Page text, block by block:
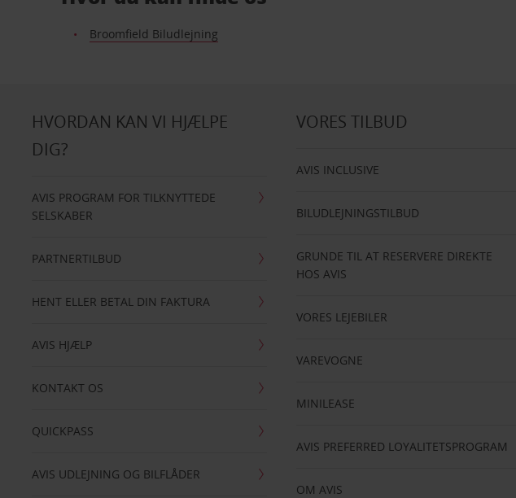
Broomfield Biludlejning
HVORDAN KAN VI HJÆLPE
DIG?
AVIS PROGRAM FOR TILKNYTTEDE
SELSKABER
PARTNERTILBUD
HENT ELLER BETAL DIN FAKTURA
AVIS HJÆLP
KONTAKT OS
QUICKPASS
AVIS UDLEJNING OG BILFLÅDER
VORES TILBUD
AVIS INCLUSIVE
BILUDLEJNINGSTILBUD
GRUNDE TIL AT RESERVERE DIREKTE
HOS AVIS
VORES LEJEBILER
VAREVOGNE
MINILEASE
AVIS PREFERRED LOYALITETSPROGRAM
OM AVIS